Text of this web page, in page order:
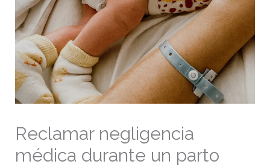
Reclamar negligencia
médica durante un parto